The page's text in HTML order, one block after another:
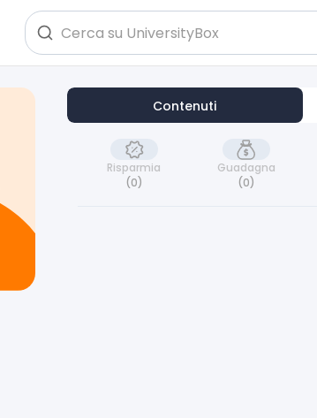
Contenuti
Risparmia
(0)
Guadagna
(0)